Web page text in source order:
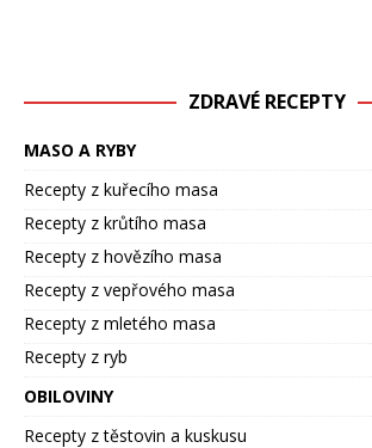
ZDRAVÉ RECEPTY
MASO A RYBY
Recepty z kuřecího masa
Recepty z krůtího masa
Recepty z hovězího masa
Recepty z vepřového masa
Recepty z mletého masa
Recepty z ryb
OBILOVINY
Recepty z těstovin a kuskusu